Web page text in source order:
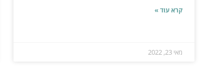
קרא עוד »
מאי 23, 2022